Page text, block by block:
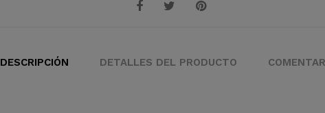
DESCRIPCIÓN DETALLES DEL PRODUCTO